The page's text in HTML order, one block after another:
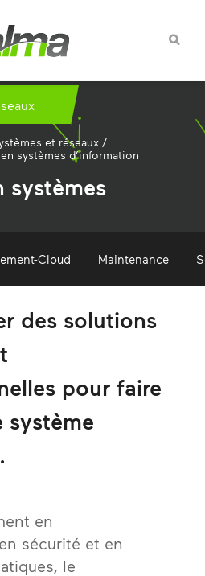
et réseaux /
systèmes d’information
systèmes
Cloud Maintenance
des solutions
pour faire
système
en
sécurité et en
le